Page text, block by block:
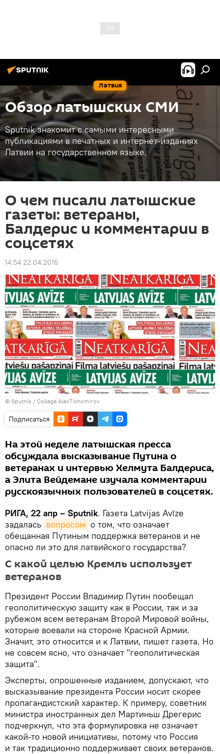
Латвия
Обзор латышских СМИ
Sputnik знакомит с самыми интересными
публикациями в печатных и интернет-изданиях
Латвии на государственном языке.
О чем писали латышские
газеты: ветераны,
Балдерис и комментарии в
соцсетях
14:54 22.04.2016
© Sputnik / Collage AlexTikhomirov
Подписаться
На этой неделе латышская пресса
обсуждала высказывание Путина о
ветеранах и интервью Хелмута Балдериса,
а Элита Вейдемане изучала комментарии
русскоязычных пользователей в соцсетях.
РИГА, 22 апр – Sputnik. Газета Latvijas Avīze
задалась вопросом о том, что означает
обещанная Путиным поддержка ветеранов и не
опасно ли это для латвийского государства?
С какой целью Кремль использует
ветеранов
Президент России Владимир Путин пообещал
геополитическую защиту как в России, так и за
рубежом всем ветеранам Второй Мировой войны,
которые воевали на стороне Красной Армии.
Значит, это относится и к Латвии, пишет газета. Но
не совсем ясно, что означает "геополитическая
защита".
Эксперты, опрошенные изданием, допускают, что
высказывание президента России носит скорее
пропагандистский характер. К примеру, советник
министра иностранных дел Мартиньш Дрегерис
подчеркнул, что эта формулировка не означает
какой-то новой инициативы, потому что Россия
и так традиционно поддерживает своих ветеранов.